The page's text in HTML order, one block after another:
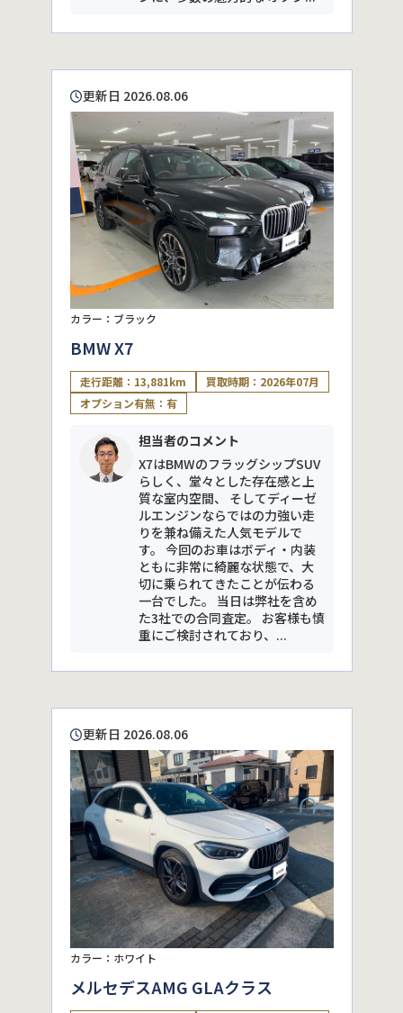
更新日 2026.08.06
カラー：ブラック
BMW X7
走行距離：13,881km
買取時期：2026年07月
オプション有無：有
担当者のコメント
X7はBMWのフラッグシップSUV
らしく、堂々とした存在感と上
質な室内空間、 そしてディーゼ
ルエンジンならではの力強い走
りを兼ね備えた人気モデルで
す。 今回のお車はボディ・内装
ともに非常に綺麗な状態で、大
切に乗られてきたことが伝わる
一台でした。 当日は弊社を含め
た3社での合同査定。 お客様も慎
重にご検討されており、...
更新日 2026.08.06
カラー：ホワイト
メルセデスAMG GLAクラス